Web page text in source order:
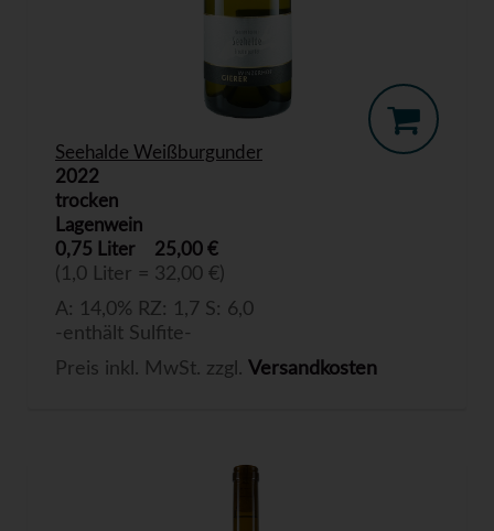
Seehalde Weißburgunder
2022
trocken
Lagenwein
0,75 Liter
25,00 €
(1,0 Liter = 32,00 €)
A: 14,0% RZ: 1,7 S: 6,0
-enthält Sulfite-
Preis inkl. MwSt. zzgl. Versandkosten